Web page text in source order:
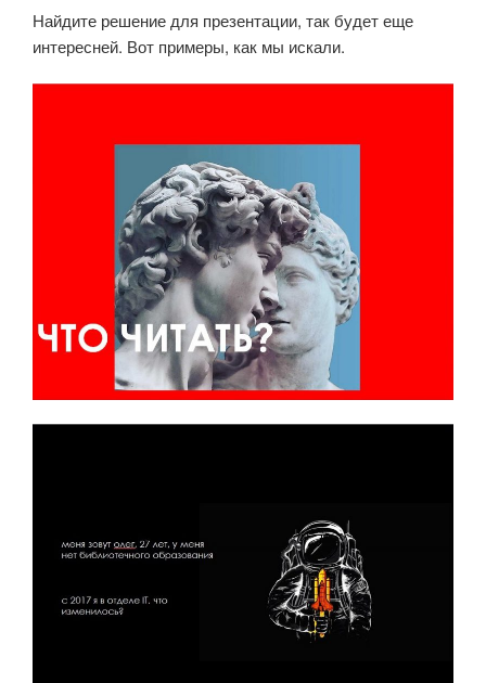
Найдите решение для презентации, так будет еще
интересней. Вот примеры, как мы искали.